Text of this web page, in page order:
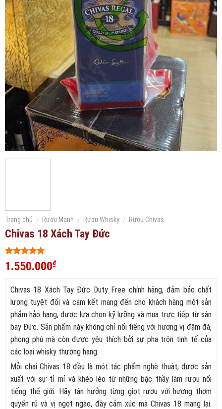
Trang chủ / Rượu Mạnh / Rượu Whisky / Rượu Chivas
Chivas 18 Xách Tay Đức
5trên 5
dựa trên
180
1.550.000₫
Chivas 18 Xách Tay Đức Duty Free chính hãng, đảm bảo chất
lượng tuyệt đối và cam kết mang đến cho khách hàng một sản
phẩm hảo hạng, được lựa chọn kỹ lưỡng và mua trực tiếp từ sân
bay Đức. Sản phẩm này không chỉ nổi tiếng với hương vị đậm đà,
phong phú mà còn được yêu thích bởi sự pha trộn tinh tế của
các loại whisky thượng hạng.
Mỗi chai Chivas 18 đều là một tác phẩm nghệ thuật, được sản
xuất với sự tỉ mỉ và khéo léo từ những bậc thầy làm rượu nổi
tiếng thế giới. Hãy tận hưởng từng giọt rượu với hương thơm
quyến rũ và vị ngọt ngào, đầy cảm xúc mà Chivas 18 mang lại.